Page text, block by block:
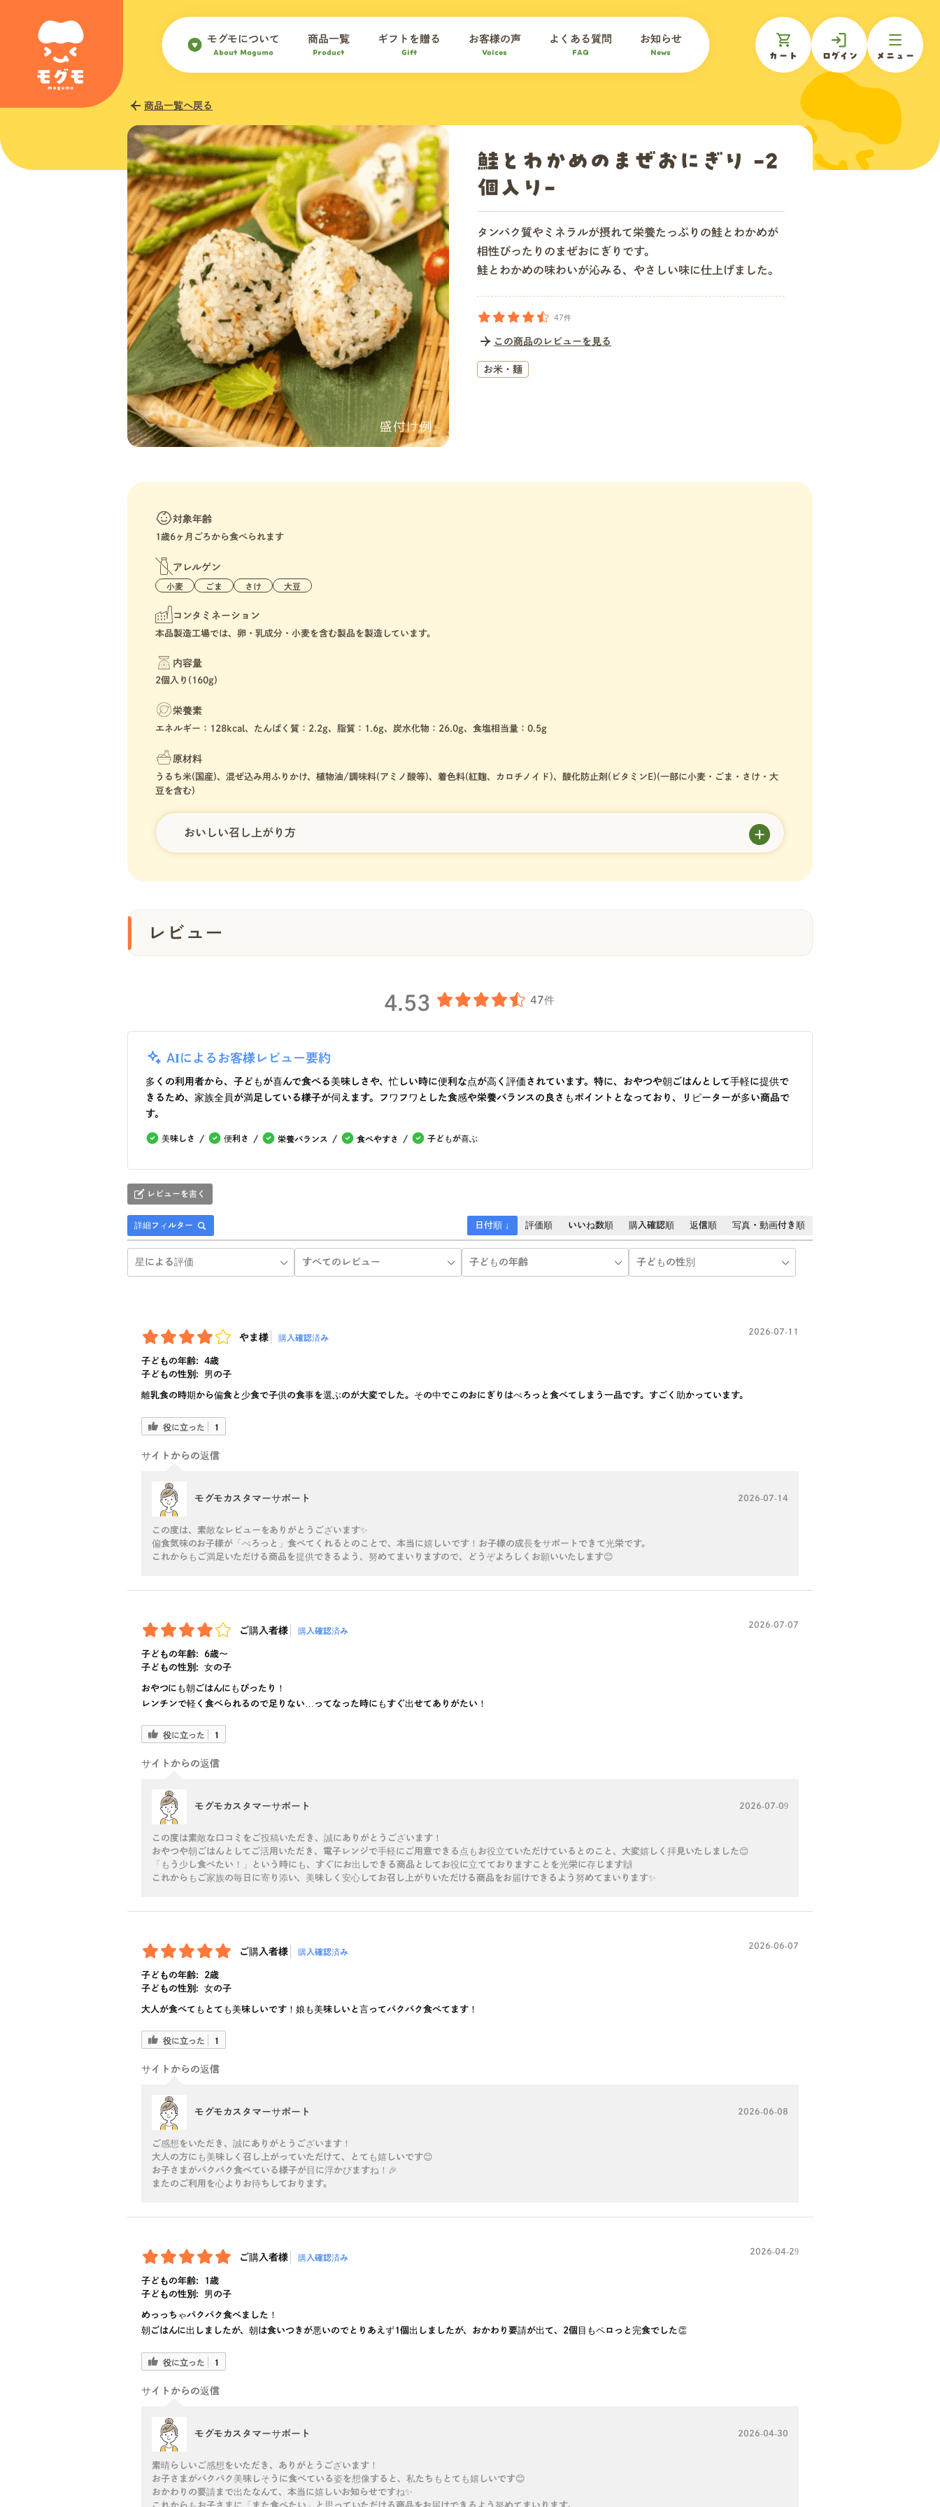
モグモについて
About Mogumo
商品一覧
Product
ギフトを贈る
Gift
お客様の声
Voices
よくある質問
FAQ
お知らせ
News カート ログイン メニュー
商品一覧へ戻る
鮭とわかめのまぜおにぎり -2
個入り-
タンパク質やミネラルが摂れて栄養たっぷりの鮭とわかめが
相性ぴったりのまぜおにぎりです。
鮭とわかめの味わいが沁みる、やさしい味に仕上げました。
47件
この商品のレビューを見る
お米・麺
対象年齢
1歳6ヶ月ごろから食べられます
アレルゲン
小麦 ごま さけ 大豆
コンタミネーション
本品製造工場では、卵・乳成分・小麦を含む製品を製造しています。
内容量
2個入り(160g)
栄養素
エネルギー：128kcal、たんぱく質：2.2g、脂質：1.6g、炭水化物：26.0g、食塩相当量：0.5g
原材料
うるち米(国産)、混ぜ込み用ふりかけ、植物油/調味料(アミノ酸等)、着色料(紅麹、カロチノイド)、酸化防止剤(ビタミンE)(一部に小麦・ごま・さけ・大
豆を含む)
おいしい召し上がり方
レビュー
4.53 47件
AIによるお客様レビュー要約
多くの利用者から、子どもが喜んで食べる美味しさや、忙しい時に便利な点が高く評価されています。特に、おやつや朝ごはんとして手軽に提供で
きるため、家族全員が満足している様子が伺えます。フワフワとした食感や栄養バランスの良さもポイントとなっており、リピーターが多い商品で
す。
美味しさ 便利さ 栄養バランス 食べやすさ 子どもが喜ぶ
レビューを書く
詳細フィルター 日付順 ↓ 評価順 いいね数順 購入確認順 返信順 写真・動画付き順
やま様 購入確認済み
2026-07-11
子どもの年齢:
4歳
子どもの性別:
男の子
離乳食の時期から偏食と少食で子供の食事を選ぶのが大変でした。その中でこのおにぎりはぺろっと食べてしまう一品です。すごく助かっています。
役に立った 1
サイトからの返信
モグモカスタマーサポート 2026-07-14
この度は、素敵なレビューをありがとうございます✨
偏食気味のお子様が「ぺろっと」食べてくれるとのことで、本当に嬉しいです！お子様の成長をサポートできて光栄です。
これからもご満足いただける商品を提供できるよう、努めてまいりますので、どうぞよろしくお願いいたします😊
ご購入者様 購入確認済み
2026-07-07
子どもの年齢:
6歳〜
子どもの性別:
女の子
おやつにも朝ごはんにもぴったり！
レンチンで軽く食べられるので足りない…ってなった時にもすぐ出せてありがたい！
役に立った 1
サイトからの返信
モグモカスタマーサポート 2026-07-09
この度は素敵な口コミをご投稿いただき、誠にありがとうございます！
おやつや朝ごはんとしてご活用いただき、電子レンジで手軽にご用意できる点もお役立ていただけているとのこと、大変嬉しく拝見いたしました😊
「もう少し食べたい！」という時にも、すぐにお出しできる商品としてお役に立てておりますことを光栄に存じます🙌
これからもご家族の毎日に寄り添い、美味しく安心してお召し上がりいただける商品をお届けできるよう努めてまいります✨
ご購入者様 購入確認済み
2026-06-07
子どもの年齢:
2歳
子どもの性別:
女の子
大人が食べてもとても美味しいです！娘も美味しいと言ってパクパク食べてます！
役に立った 1
サイトからの返信
モグモカスタマーサポート 2026-06-08
ご感想をいただき、誠にありがとうございます！
大人の方にも美味しく召し上がっていただけて、とても嬉しいです😊
お子さまがパクパク食べている様子が目に浮かびますね！🎉
またのご利用を心よりお待ちしております。
ご購入者様 購入確認済み
2026-04-29
子どもの年齢:
1歳
子どもの性別:
男の子
めっっちゃパクパク食べました！
朝ごはんに出しましたが、朝は食いつきが悪いのでとりあえず1個出しましたが、おかわり要請が出て、2個目もペロっと完食でした👏
役に立った 1
サイトからの返信
モグモカスタマーサポート 2026-04-30
素晴らしいご感想をいただき、ありがとうございます！
お子さまがパクパク美味しそうに食べている姿を想像すると、私たちもとても嬉しいです😊
おかわりの要請まで出たなんて、本当に嬉しいお知らせですね✨
これからもお子さまに「また食べたい」と思っていただける商品をお届けできるよう努めてまいります。